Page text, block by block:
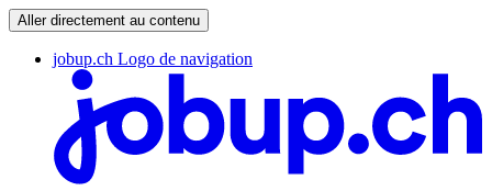
Aller directement au contenu
jobup.ch Logo de navigation